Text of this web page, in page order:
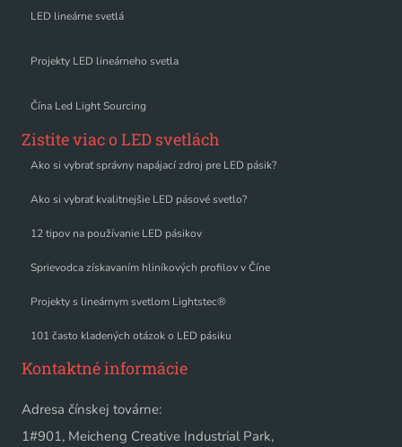
LED lineárne svetlá
Projekty LED lineárneho svetla
Čína Led Light Sourcing
Zistite viac o LED svetlách
Ako si vybrať správny napájací zdroj pre LED pásik?
Ako si vybrať kvalitnejšie LED pásové svetlo?
12 tipov na používanie LED pásikov
Sprievodca získavaním hliníkových profilov v Číne
Projekty s lineárnym svetlom Lightstec®
101 často kladených otázok o LED pásiku
Kontaktné informácie
Adresa čínskej továrne:
1#901, Meicheng Creative Industrial Park,